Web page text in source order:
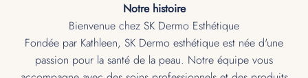
Notre histoire
Fondée par Kathleen, SK Dermo esthétique est née d'une
passion pour la santé de la peau. Notre équipe vous